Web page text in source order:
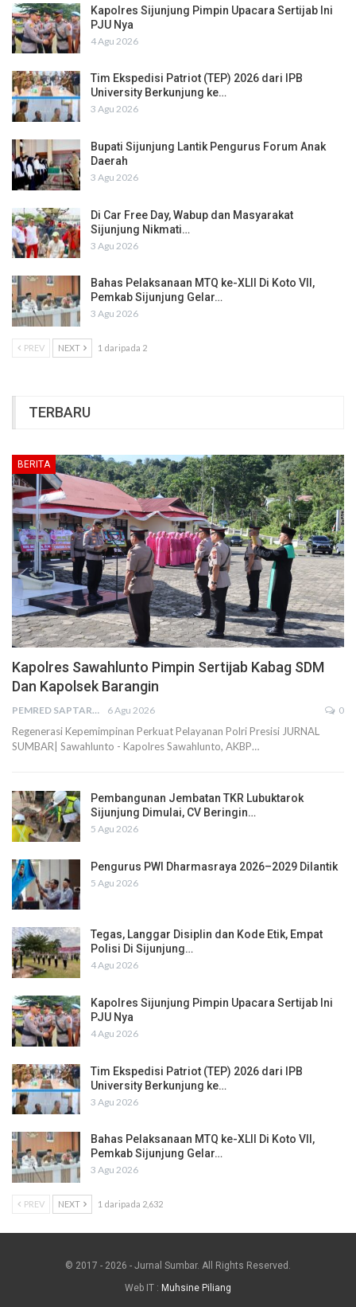
Kapolres Sijunjung Pimpin Upacara Sertijab Ini
PJU Nya
4 Agu 2026
Tim Ekspedisi Patriot (TEP) 2026 dari IPB
University Berkunjung ke…
3 Agu 2026
Bupati Sijunjung Lantik Pengurus Forum Anak
Daerah
3 Agu 2026
Di Car Free Day, Wabup dan Masyarakat
Sijunjung Nikmati…
3 Agu 2026
Bahas Pelaksanaan MTQ ke-XLII Di Koto VII,
Pemkab Sijunjung Gelar…
3 Agu 2026
PREV NEXT 1 daripada 2
TERBARU
BERITA
Kapolres Sawahlunto Pimpin Sertijab Kabag SDM
Dan Kapolsek Barangin
PEMRED SAPTARIUS 6 Agu 2026 0
Regenerasi Kepemimpinan Perkuat Pelayanan Polri Presisi JURNAL
SUMBAR| Sawahlunto - Kapolres Sawahlunto, AKBP…
Pembangunan Jembatan TKR Lubuktarok
Sijunjung Dimulai, CV Beringin…
5 Agu 2026
Pengurus PWI Dharmasraya 2026–2029 Dilantik
5 Agu 2026
Tegas, Langgar Disiplin dan Kode Etik, Empat
Polisi Di Sijunjung…
4 Agu 2026
Kapolres Sijunjung Pimpin Upacara Sertijab Ini
PJU Nya
4 Agu 2026
Tim Ekspedisi Patriot (TEP) 2026 dari IPB
University Berkunjung ke…
3 Agu 2026
Bahas Pelaksanaan MTQ ke-XLII Di Koto VII,
Pemkab Sijunjung Gelar…
3 Agu 2026
PREV NEXT 1 daripada 2,632
© 2017 - 2026 - Jurnal Sumbar. All Rights Reserved.
Web IT : Muhsine Piliang